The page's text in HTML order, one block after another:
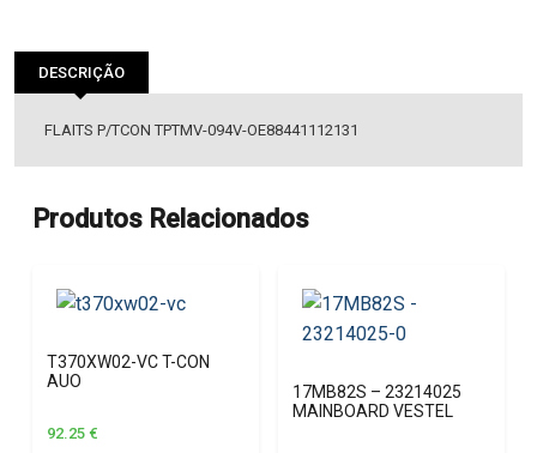
DESCRIÇÃO
FLAITS P/TCON TPTMV-094V-OE88441112131
Produtos Relacionados
T370XW02-VC T-CON
AUO
92.25 €
17MB82S – 23214025
MAINBOARD VESTEL